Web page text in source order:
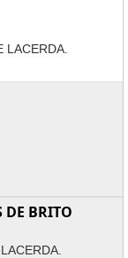
LACERDA.
DE BRITO